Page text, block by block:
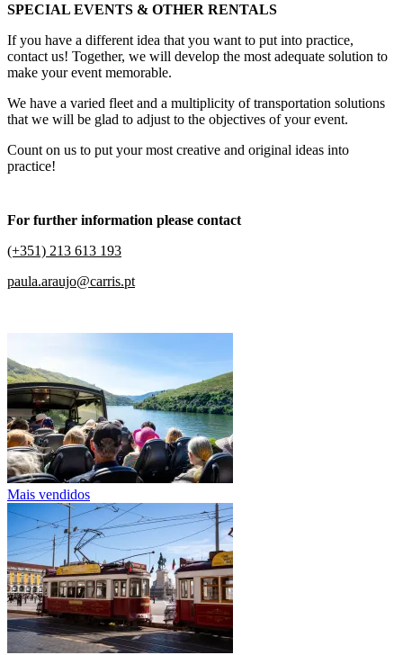
SPECIAL EVENTS & OTHER RENTALS
If you have a different idea that you want to put into practice,
contact us! Together, we will develop the most adequate solution to
make your event memorable.
We have a varied fleet and a multiplicity of transportation solutions
that we will be glad to adjust to the objectives of your event.
Count on us to put your most creative and original ideas into
practice!
For further information please contact
(+351) 213 613 193
paula.araujo@carris.pt
Mais vendidos